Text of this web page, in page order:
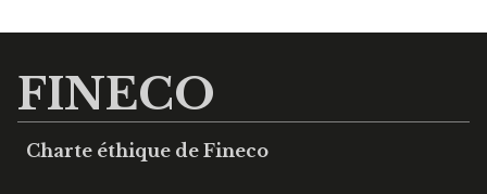
FINECO
Charte éthique de Fineco